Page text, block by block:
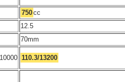
750cc
12.5
70mm
110.3/13200